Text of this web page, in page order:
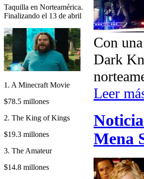
Taquilla en Norteamérica.
Finalizando el 13 de abril
1. A Minecraft Movie
$78.5 millones
2. The King of Kings
$19.3 millones
3. The Amateur
$14.8 millones
Con
Dark
Leer
Mena